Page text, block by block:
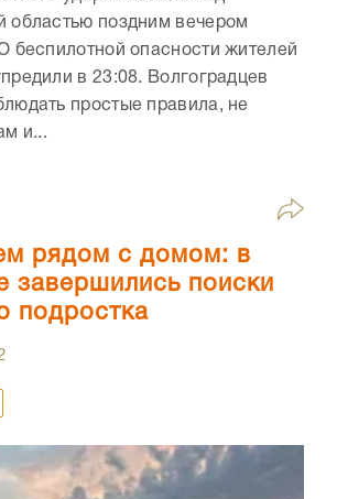
областью поздним вечером
беспилотной опасности жителей
в 23:08. Волгоградцев
простые правила, не
и...
рядом с домом: в
завершились поиски
подростка